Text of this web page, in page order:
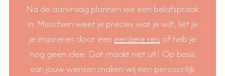
Na de aanvraag plannen we een belafspraak
in. Misschien weet je precies wat je wilt, liet je
je inspireren door een eerdere reis of heb je
nog geen idee. Dat maakt niet uit! Op basis
van jouw wensen maken wij een persoonlijk